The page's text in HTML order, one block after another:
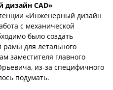
CAD»
«Инженерный дизайн
с механической
было создать
для летального
заместителя главного
из-за специфичного
подумать.